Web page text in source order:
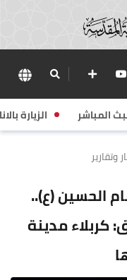
المباشر الزيارة
وتقارير
الحسين (ع)..
كربلاء مدينة